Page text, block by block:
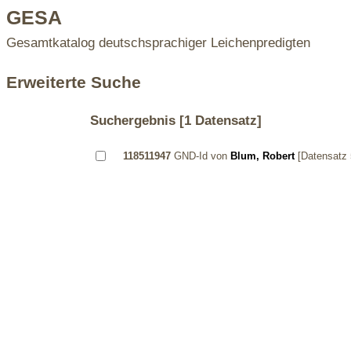
GESA
Gesamtkatalog deutschsprachiger Leichenpredigten
Erweiterte Suche
Suchergebnis[1 Datensatz]
118511947GND-Id von Blum, Robert[Datensatz